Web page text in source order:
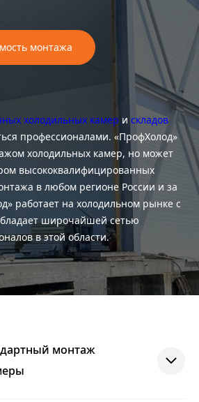
монтажа
холодильных камер и складов
профессионалами. «ПрофХолод»
холодильных камер, но может
высококвалифицированных
в любом регионе России и за
работает на холодильном рынке с
широчайшей сетью
в этой области.
монтаж